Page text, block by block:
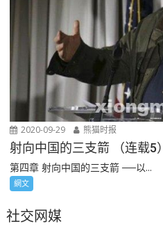
2020-09-29 熊猫时报
射向中国的三支箭 （连载5）
第四章 射向中国的三支箭 ──以...
網文
社交网媒